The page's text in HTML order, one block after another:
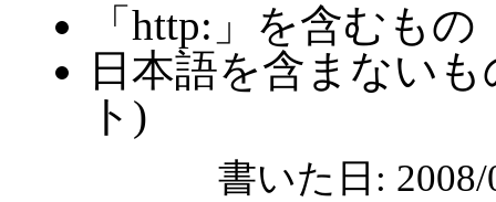
「http:」を含むもの
日本語を含まない
ト)
書いた日: